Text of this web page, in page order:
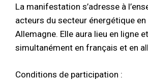
La manifestation s’adresse à
acteurs du secteur énergétique en
Allemagne. Elle aura lieu en ligne
simultanément en français et en
Conditions de participation :